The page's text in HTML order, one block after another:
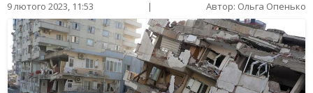
9 лютого 2023, 11:53 | Автор: Ольга Опенько